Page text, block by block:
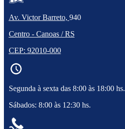
Av. Victor Barreto, 940
Centro - Canoas / RS
CEP: 92010-000
Segunda à sexta das 8:00 às 18:00 hs.
Sábados: 8:00 às 12:30 hs.